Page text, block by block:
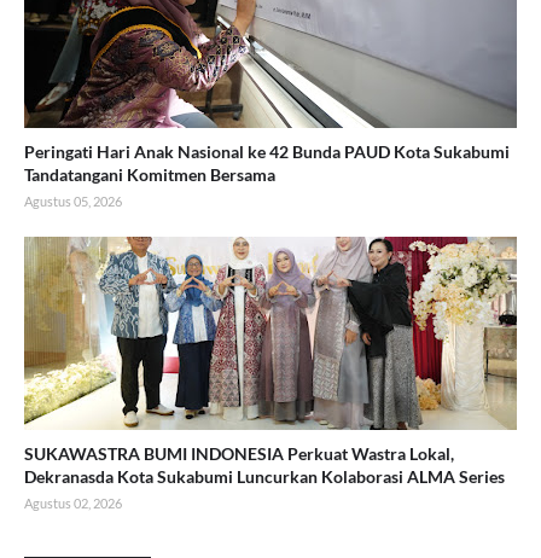
Peringati Hari Anak Nasional ke 42 Bunda PAUD Kota Sukabumi
Tandatangani Komitmen Bersama
Agustus 05, 2026
SUKAWASTRA BUMI INDONESIA Perkuat Wastra Lokal,
Dekranasda Kota Sukabumi Luncurkan Kolaborasi ALMA Series
Agustus 02, 2026